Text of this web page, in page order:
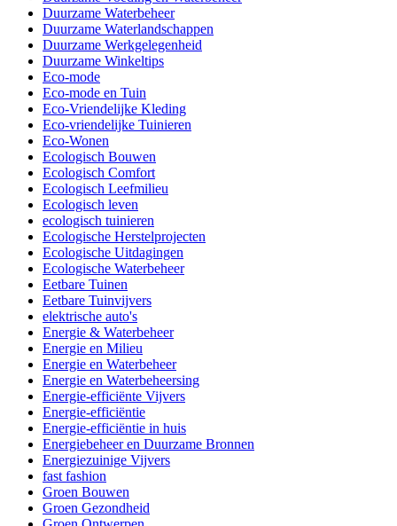
Duurzame Waterbeheer
Duurzame Waterlandschappen
Duurzame Werkgelegenheid
Duurzame Winkeltips
Eco-mode
Eco-mode en Tuin
Eco-Vriendelijke Kleding
Eco-vriendelijke Tuinieren
Eco-Wonen
Ecologisch Bouwen
Ecologisch Comfort
Ecologisch Leefmilieu
Ecologisch leven
ecologisch tuinieren
Ecologische Herstelprojecten
Ecologische Uitdagingen
Ecologische Waterbeheer
Eetbare Tuinen
Eetbare Tuinvijvers
elektrische auto's
Energie & Waterbeheer
Energie en Milieu
Energie en Waterbeheer
Energie en Waterbeheersing
Energie-efficiënte Vijvers
Energie-efficiëntie
Energie-efficiëntie in huis
Energiebeheer en Duurzame Bronnen
Energiezuinige Vijvers
fast fashion
Groen Bouwen
Groen Gezondheid